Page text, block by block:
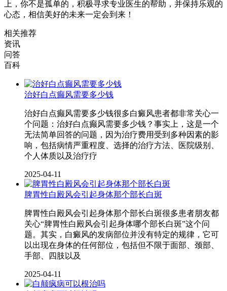
上，你不是孤单的，积极寻求专业医生的帮助，并保持乐观的
心态，相信美好的未来一定会到来！
相关推荐
资讯
问答
百科
治好白点癫风需要多少钱
治好白点癫风需要多少钱很多白癜风患者都非常关心一
个问题：治好白点癫风需要多少钱？事实上，这是一个
无法简单回答的问题，因为治疗费用受到多种因素的影
响，包括病情严重程度、选择的治疗方法、医院级别、
个人体质以及治疗疗
2025-04-11
脾胃性白殿风会引起身体那个部长白斑
脾胃性白殿风会引起身体那个部长白斑很多患者朋友都
关心“脾胃性白殿风会引起身体哪个部长白斑”这个问
题。其实，白癜风的发病部位并没有特定的规律，它可
以出现在身体的任何部位，包括但不限于面部、颈部、
手部、四肢以及
2025-04-11